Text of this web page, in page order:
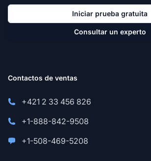
Iniciar prueba gratuita
Consultar un experto
Contactos de ventas
+421 2 33 456 826
+1-888-842-9508
+1-508-469-5208